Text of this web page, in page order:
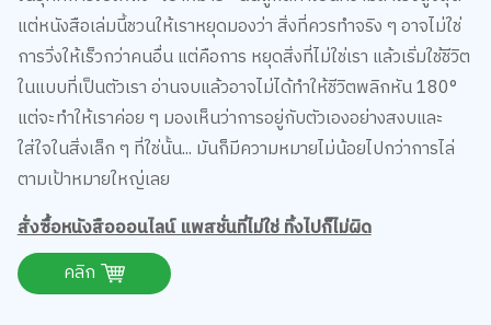
แต่หนังสือเล่มนี้ชวนให้เราหยุดมองว่า สิ่งที่ควรทำจริง ๆ อาจไม่ใช่
การวิ่งให้เร็วกว่าคนอื่น แต่คือการ หยุดสิ่งที่ไม่ใช่เรา แล้วเริ่มใช้ชีวิต
ในแบบที่เป็นตัวเรา อ่านจบแล้วอาจไม่ได้ทำให้ชีวิตพลิกหัน 180°
แต่จะทำให้เราค่อย ๆ มองเห็นว่าการอยู่กับตัวเองอย่างสงบและ
ใส่ใจในสิ่งเล็ก ๆ ที่ใช่นั้น... มันก็มีความหมายไม่น้อยไปกว่าการไล่
ตามเป้าหมายใหญ่เลย
สั่งซื้อหนังสือออนไลน์ แพสชั่นที่ไม่ใช่ ทิ้งไปก็ไม่ผิด
คลิก